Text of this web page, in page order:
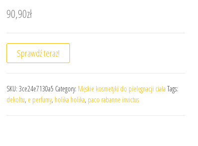
90,90zł
Sprawdź teraz!
SKU: 3ce24e7130a5 Category: Męskie kosmetyki do pielęgnacji ciała Tags:
dekoltu, e perfumy, holika holika, paco rabanne invictus